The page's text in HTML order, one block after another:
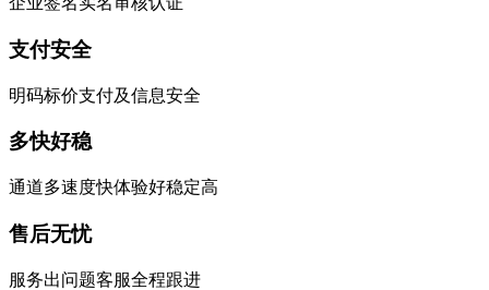
支付安全
明码标价支付及信息安全
多快好稳
通道多速度快体验好稳定高
售后无忧
服务出问题客服全程跟进